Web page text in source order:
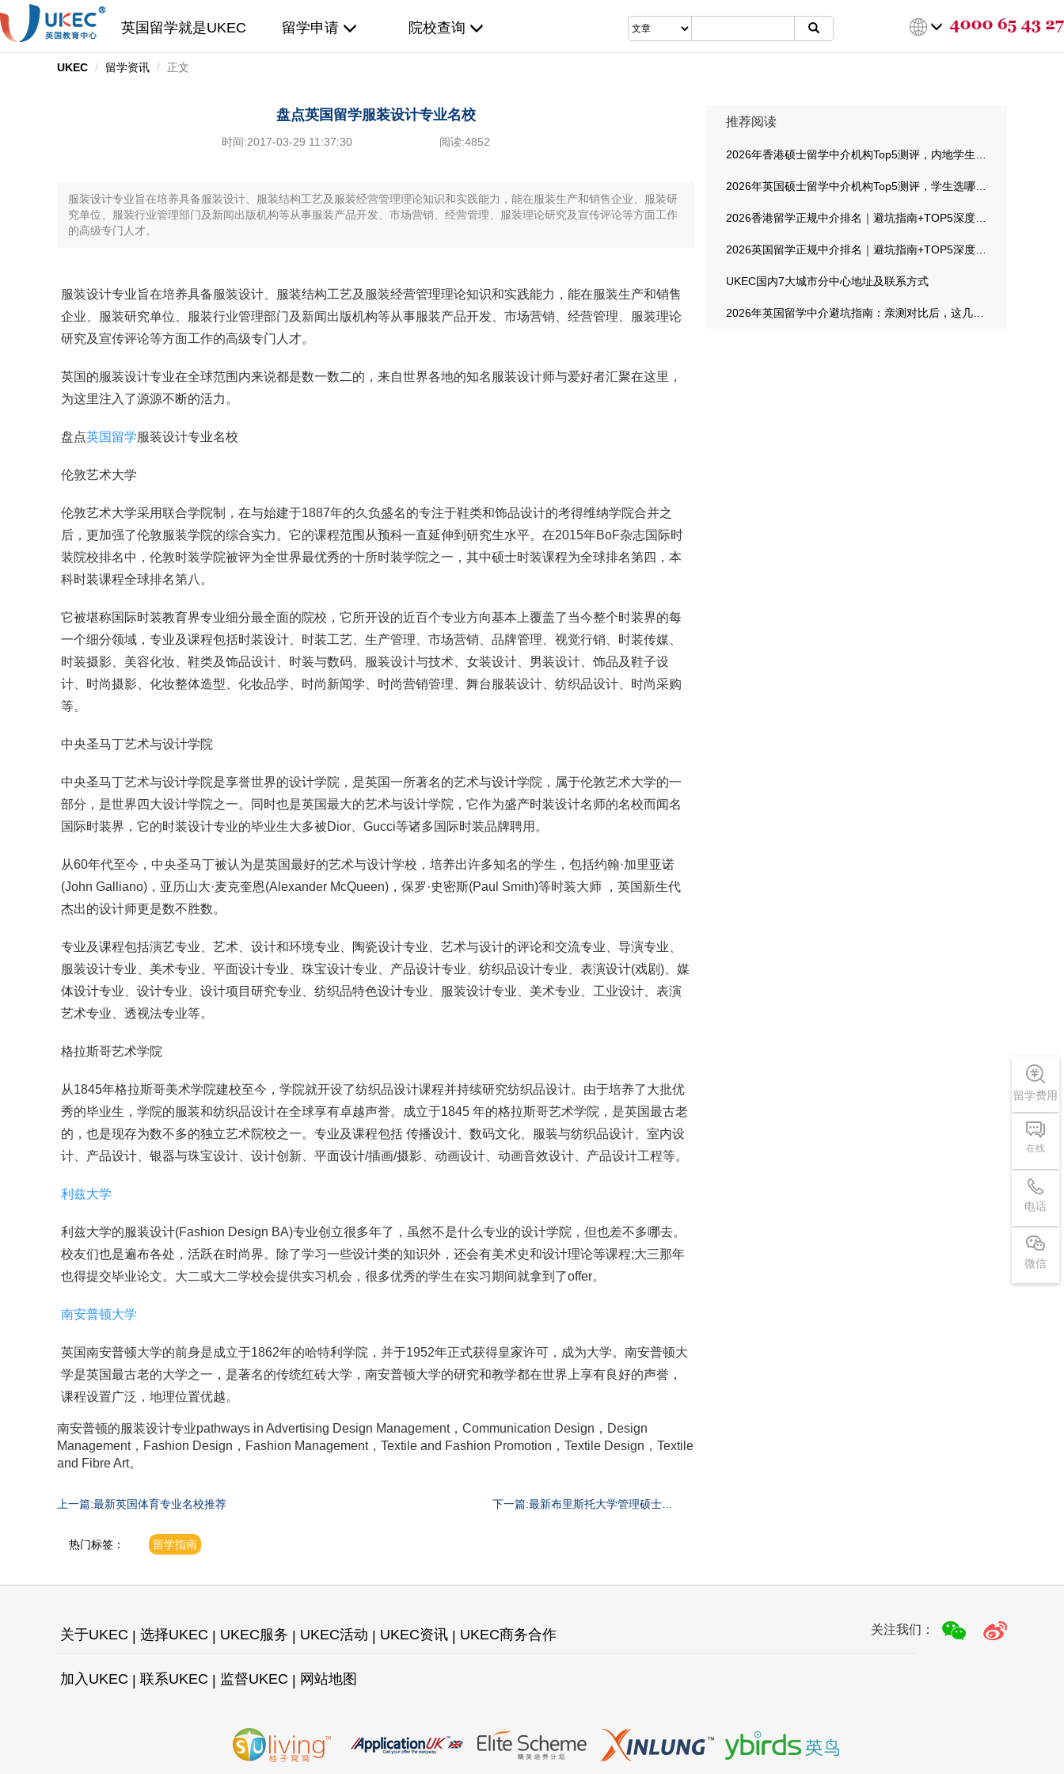
英国留学就是UKEC 留学申请 院校查询
留学费用
在线
电话
微信
UKEC 留学资讯 正文
盘点英国留学服装设计专业名校
时间:2017-03-29 11:37:30 阅读:4852
服装设计专业旨在培养具备服装设计、服装结构工艺及服装经营管理理论知识和实践能力，能在服装生产和销售企业、服装研
究单位、服装行业管理部门及新闻出版机构等从事服装产品开发、市场营销、经营管理、服装理论研究及宣传评论等方面工作
的高级专门人才。
服装设计专业旨在培养具备服装设计、服装结构工艺及服装经营管理理论知识和实践能力，能在服装生产和销售
企业、服装研究单位、服装行业管理部门及新闻出版机构等从事服装产品开发、市场营销、经营管理、服装理论
研究及宣传评论等方面工作的高级专门人才。
英国的服装设计专业在全球范围内来说都是数一数二的，来自世界各地的知名服装设计师与爱好者汇聚在这里，
为这里注入了源源不断的活力。
盘点英国留学服装设计专业名校
伦敦艺术大学
伦敦艺术大学采用联合学院制，在与始建于1887年的久负盛名的专注于鞋类和饰品设计的考得维纳学院合并之
后，更加强了伦敦服装学院的综合实力。它的课程范围从预科一直延伸到研究生水平。在2015年BoF杂志国际时
装院校排名中，伦敦时装学院被评为全世界最优秀的十所时装学院之一，其中硕士时装课程为全球排名第四，本
科时装课程全球排名第八。
它被堪称国际时装教育界专业细分最全面的院校，它所开设的近百个专业方向基本上覆盖了当今整个时装界的每
一个细分领域，专业及课程包括时装设计、时装工艺、生产管理、市场营销、品牌管理、视觉行销、时装传媒、
时装摄影、美容化妆、鞋类及饰品设计、时装与数码、服装设计与技术、女装设计、男装设计、饰品及鞋子设
计、时尚摄影、化妆整体造型、化妆品学、时尚新闻学、时尚营销管理、舞台服装设计、纺织品设计、时尚采购
等。
中央圣马丁艺术与设计学院
中央圣马丁艺术与设计学院是享誉世界的设计学院，是英国一所著名的艺术与设计学院，属于伦敦艺术大学的一
部分，是世界四大设计学院之一。同时也是英国最大的艺术与设计学院，它作为盛产时装设计名师的名校而闻名
国际时装界，它的时装设计专业的毕业生大多被Dior、Gucci等诸多国际时装品牌聘用。
从60年代至今，中央圣马丁被认为是英国最好的艺术与设计学校，培养出许多知名的学生，包括约翰·加里亚诺
(John Galliano)，亚历山大·麦克奎恩(Alexander McQueen)，保罗·史密斯(Paul Smith)等时装大师 ，英国新生代
杰出的设计师更是数不胜数。
专业及课程包括演艺专业、艺术、设计和环境专业、陶瓷设计专业、艺术与设计的评论和交流专业、导演专业、
服装设计专业、美术专业、平面设计专业、珠宝设计专业、产品设计专业、纺织品设计专业、表演设计(戏剧)、媒
体设计专业、设计专业、设计项目研究专业、纺织品特色设计专业、服装设计专业、美术专业、工业设计、表演
艺术专业、透视法专业等。
格拉斯哥艺术学院
从1845年格拉斯哥美术学院建校至今，学院就开设了纺织品设计课程并持续研究纺织品设计。由于培养了大批优
秀的毕业生，学院的服装和纺织品设计在全球享有卓越声誉。成立于1845 年的格拉斯哥艺术学院，是英国最古老
的，也是现存为数不多的独立艺术院校之一。专业及课程包括 传播设计、数码文化、服装与纺织品设计、室内设
计、产品设计、银器与珠宝设计、设计创新、平面设计/插画/摄影、动画设计、动画音效设计、产品设计工程等。
利兹大学
利兹大学的服装设计(Fashion Design BA)专业创立很多年了，虽然不是什么专业的设计学院，但也差不多哪去。
校友们也是遍布各处，活跃在时尚界。除了学习一些设计类的知识外，还会有美术史和设计理论等课程;大三那年
也得提交毕业论文。大二或大二学校会提供实习机会，很多优秀的学生在实习期间就拿到了offer。
南安普顿大学
英国南安普顿大学的前身是成立于1862年的哈特利学院，并于1952年正式获得皇家许可，成为大学。南安普顿大
学是英国最古老的大学之一，是著名的传统红砖大学，南安普顿大学的研究和教学都在世界上享有良好的声誉，
课程设置广泛，地理位置优越。
南安普顿的服装设计专业pathways in Advertising Design Management，Communication Design，Design
Management，Fashion Design，Fashion Management，Textile and Fashion Promotion，Textile Design，Textile
and Fibre Art。
上一篇:最新英国体育专业名校推荐
下一篇:最新布里斯托大学管理硕士介
热门标签：
留学指南
推荐阅读
UKEC国内7大城市分中心地址及联系方式
关注我们：
关于UKEC 选择UKEC UKEC服务 UKEC活动 UKEC资讯 UKEC商务合作
加入UKEC 联系UKEC 监督UKEC 网站地图